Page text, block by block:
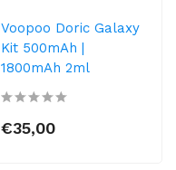
Voopoo Doric Galaxy
Kit 500mAh |
1800mAh 2ml
€35,00